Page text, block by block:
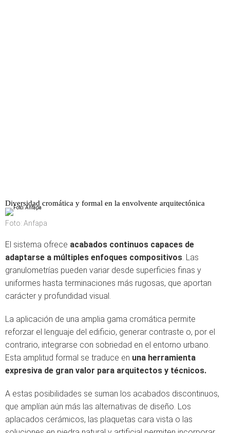
Diversidad cromática y formal en la envolvente arquitectónica
Foto: Anfapa
El sistema ofrece acabados continuos capaces de
adaptarse a múltiples enfoques compositivos. Las
granulometrías pueden variar desde superficies finas y
uniformes hasta terminaciones más rugosas, que aportan
carácter y profundidad visual.
La aplicación de una amplia gama cromática permite
reforzar el lenguaje del edificio, generar contraste o, por el
contrario, integrarse con sobriedad en el entorno urbano.
Esta amplitud formal se traduce en una herramienta
expresiva de gran valor para arquitectos y técnicos.
A estas posibilidades se suman los acabados discontinuos,
que amplían aún más las alternativas de diseño. Los
aplacados cerámicos, las plaquetas cara vista o las